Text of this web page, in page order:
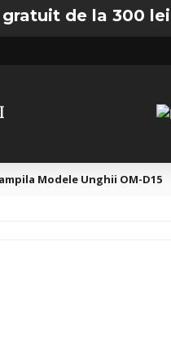
la 300 lei în
Modele Unghii OM-D15